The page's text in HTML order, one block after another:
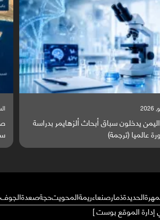
يتصاعد قرب اليمن والبحر الأحمر يتحول إلى
عالمية (ترجمة)
الحديدةذمارصنعاءريمةالمحويتحجةصعدةالجوف
إدارة الموقع بوست ]